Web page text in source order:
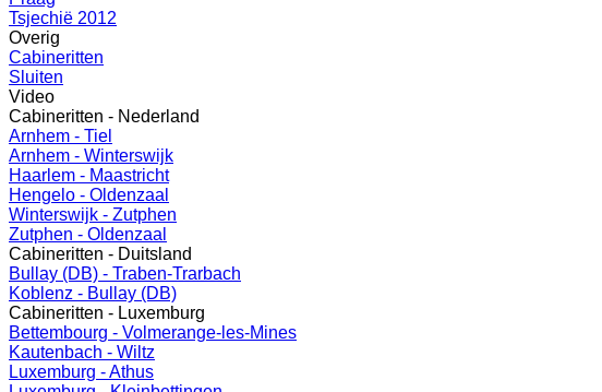
Tsjechië 2012
Overig
Cabineritten
Sluiten
Video
Cabineritten - Nederland
Arnhem - Tiel
Arnhem - Winterswijk
Haarlem - Maastricht
Hengelo - Oldenzaal
Winterswijk - Zutphen
Zutphen - Oldenzaal
Cabineritten - Duitsland
Bullay (DB) - Traben-Trarbach
Koblenz - Bullay (DB)
Cabineritten - Luxemburg
Bettembourg - Volmerange-les-Mines
Kautenbach - Wiltz
Luxemburg - Athus